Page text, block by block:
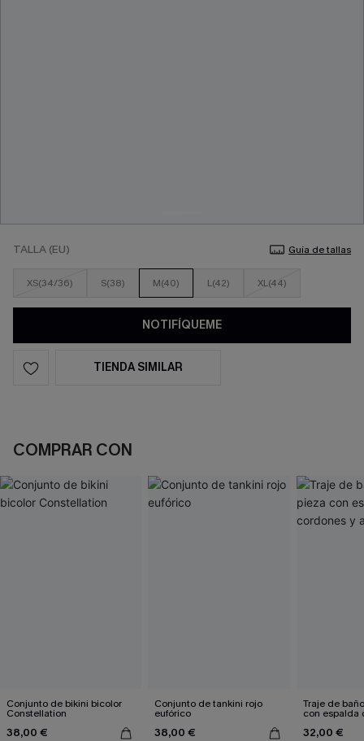
TALLA (EU) Guía de tallas
XS(34/36) S(38) M(40) L(42) XL(44)
NOTIFÍQUEME
TIENDA SIMILAR
COMPRAR CON
Conjunto de bikini bicolor
Constellation
38,00 €
Conjunto de tankini rojo
eufórico
38,00 €
Traje de
con espalda
aleteo floral
32,00 €